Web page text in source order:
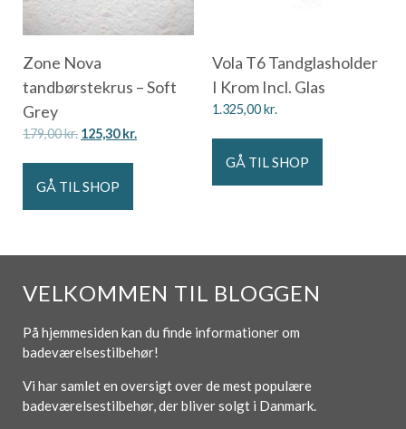
Zone Nova
tandbørstekrus – Soft
Grey
179,00kr. 125,30kr.
GÅ TIL SHOP
Vola T6 Tandglasholder
I Krom Incl. Glas
1.325,00kr.
GÅ TIL SHOP
VELKOMMEN TIL BLOGGEN
På hjemmesiden kan du finde informationer om
badeværelsestilbehør!
Vi har samlet en oversigt over de mest populære
badeværelsestilbehør, der bliver solgt i Danmark.